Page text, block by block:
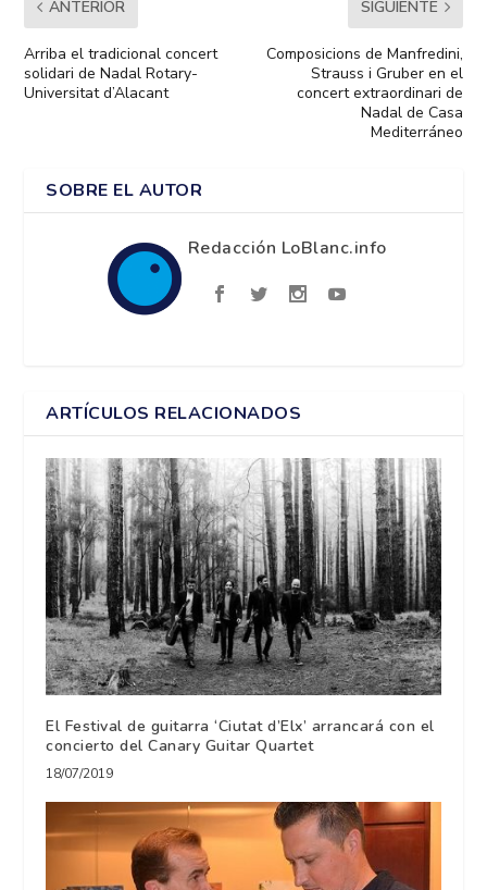
ANTERIOR
Arriba el tradicional concert
solidari de Nadal Rotary-
Universitat d’Alacant
SIGUIENTE
Composicions de Manfredini,
Strauss i Gruber en el
concert extraordinari de
Nadal de Casa
Mediterráneo
SOBRE EL AUTOR
Redacción LoBlanc.info
ARTÍCULOS RELACIONADOS
El Festival de guitarra ‘Ciutat d’Elx’ arrancará con el
concierto del Canary Guitar Quartet
18/07/2019